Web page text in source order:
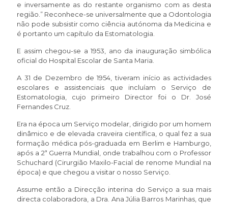
e inversamente as do restante organismo com as desta
região.” Reconhece-se universalmente que a Odontologia
não pode subsistir como ciência autónoma da Medicina e
é portanto um capítulo da Estomatologia.
E assim chegou-se a 1953, ano da inauguração simbólica
oficial do Hospital Escolar de Santa Maria.
A 31 de Dezembro de 1954, tiveram início as actividades
escolares e assistenciais que incluíam o Serviço de
Estomatologia, cujo primeiro Director foi o Dr. José
Fernandes Cruz.
Era na época um Serviço modelar, dirigido por um homem
dinâmico e de elevada craveira científica, o qual fez a sua
formação médica pós-graduada em Berlim e Hamburgo,
após a 2ª Guerra Mundial, onde trabalhou com o Professor
Schuchard (Cirurgião Maxilo-Facial de renome Mundial na
época) e que chegou a visitar o nosso Serviço.
Assume então a Direcção interina do Serviço a sua mais
directa colaboradora, a Dra. Ana Júlia Barros Marinhas, que